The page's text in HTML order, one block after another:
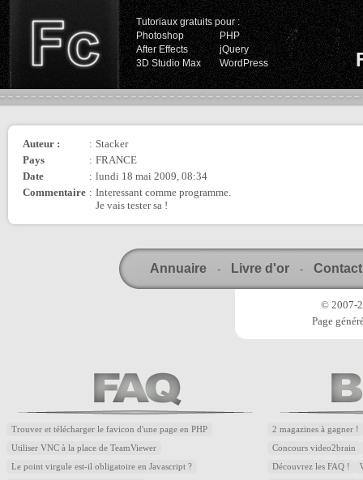
Tutoriaux gratuits pour :
Photoshop
PHP
After Effects
jQuery
3D Studio Max
WordPress
Auteur : : Stacker
Pays
: FRANCE
Date
: lundi 18 mai 2009, 08:34
Commentaire : Interessant comme programme.
Je vais tester sa !
Annuaire - Livre d'or - Contact
© 2007-
Page
Trouver et télécharger le favicon d'une page en PHP
Utiliser VNC à la place de TeamViewer
Le point virgule est-il obligatoire en Javascript ?
2 magazines à gagner !
Concours video2brain
Découvrez les FAQ !